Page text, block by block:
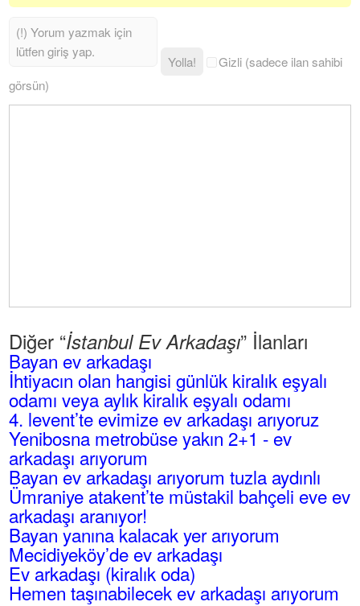
Yolla!
Gizli (sadece ilan sahibi
görsün)
Diğer “İstanbul Ev Arkadaşı” İlanları
Bayan ev arkadaşı
İhtiyacın olan hangisi günlük kiralık eşyalı
odamı veya aylık kiralık eşyalı odamı
4. levent’te evimize ev arkadaşı arıyoruz
Yenibosna metrobüse yakın 2+1 - ev
arkadaşı arıyorum
Bayan ev arkadaşı arıyorum tuzla aydınlı
Ümraniye atakent’te müstakil bahçeli eve ev
arkadaşı aranıyor!
Bayan yanına kalacak yer arıyorum
Mecidiyeköy’de ev arkadaşı
Ev arkadaşı (kiralık oda)
Hemen taşınabilecek ev arkadaşı arıyorum